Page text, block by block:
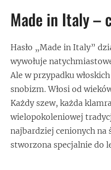
Made in Italy –
Hasło „Made in Italy”
wywołuje
Ale w przypadku
snobizm. Włosi od
Każdy szew, każda
wielopokoleniowej
najbardziej cenionych na
stworzona specjalnie do